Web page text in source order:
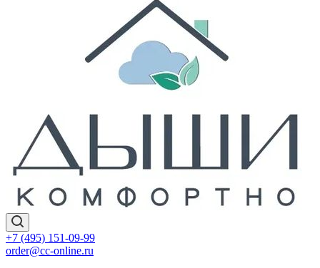
+7 (495) 151-09-99
order@cc-online.ru